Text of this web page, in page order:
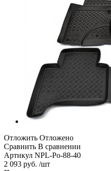
Отложить Отложено
Сравнить В сравнении
Артикул NPL-Po-88-40
2 093 руб. /шт